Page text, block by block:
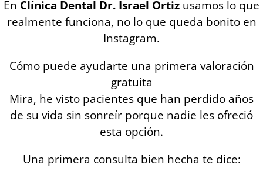
En Clínica Dental Dr. Israel Ortiz usamos lo que
realmente funciona, no lo que queda bonito en
Instagram.
Cómo puede ayudarte una primera valoración
gratuita
Mira, he visto pacientes que han perdido años
de su vida sin sonreír porque nadie les ofreció
esta opción.
Una primera consulta bien hecha te dice: